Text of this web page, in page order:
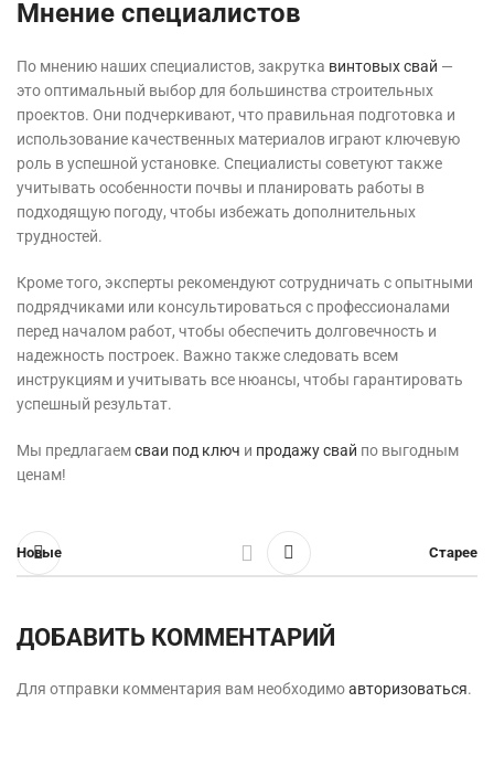
Мнение специалистов
По мнению наших специалистов, закрутка винтовых свай —
это оптимальный выбор для большинства строительных
проектов. Они подчеркивают, что правильная подготовка и
использование качественных материалов играют ключевую
роль в успешной установке. Специалисты советуют также
учитывать особенности почвы и планировать работы в
подходящую погоду, чтобы избежать дополнительных
трудностей.
Кроме того, эксперты рекомендуют сотрудничать с опытными
подрядчиками или консультироваться с профессионалами
перед началом работ, чтобы обеспечить долговечность и
надежность построек. Важно также следовать всем
инструкциям и учитывать все нюансы, чтобы гарантировать
успешный результат.
Мы предлагаемсваи под ключ и продажу свай по выгодным
ценам!
Новые Старее
ДОБАВИТЬ КОММЕНТАРИЙ
Для отправки комментария вам необходимоавторизоваться.